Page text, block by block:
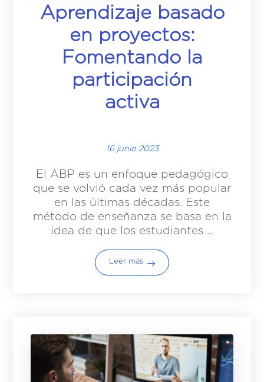
Aprendizaje basado
en proyectos:
Fomentando la
participación
activa
16 junio 2023
El ABP es un enfoque pedagógico
que se volvió cada vez más popular
en las últimas décadas. Este
método de enseñanza se basa en la
idea de que los estudiantes ...
Leer más